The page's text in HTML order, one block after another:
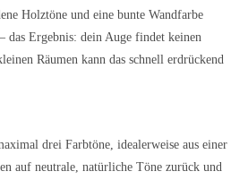
Holztöne und eine bunte Wandfarbe
das Ergebnis: dein Auge findet keinen
Räumen kann das schnell erdrückend
drei Farbtöne, idealerweise aus einer
auf neutrale, natürliche Töne zurück und